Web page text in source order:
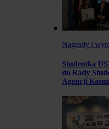
Nagrody i
Studentka
do Rady
Agencji